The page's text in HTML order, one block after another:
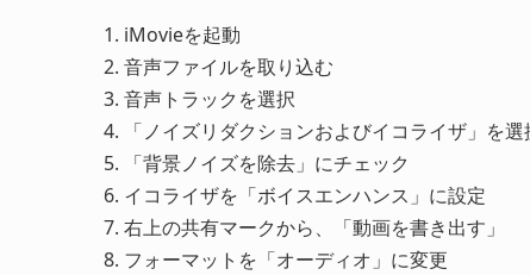
iMovieを起動
音声ファイルを取り込む
音声トラックを選択
「ノイズリダクションおよびイコライザ」を選
「背景ノイズを除去」にチェック
イコライザを「ボイスエンハンス」に設定
右上の共有マークから、「動画を書き出す」
フォーマットを「オーディオ」に変更